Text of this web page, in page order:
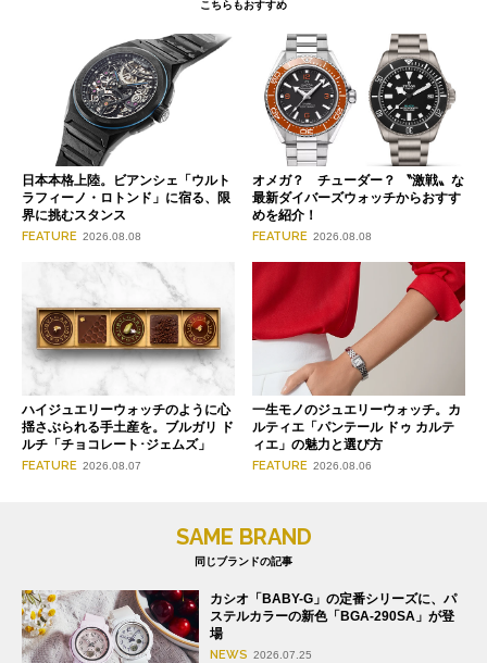
こちらもおすすめ
日本本格上陸。ビアンシェ「ウルト
ラフィーノ・ロトンド」に宿る、限
界に挑むスタンス
FEATURE 2026.08.08
オメガ？ チューダー？ 〝激戦〟な
最新ダイバーズウォッチからおすす
めを紹介！
FEATURE 2026.08.08
ハイジュエリーウォッチのように心
揺さぶられる手土産を。ブルガリ ド
ルチ「チョコレート･ジェムズ」
FEATURE 2026.08.07
一生モノのジュエリーウォッチ。カ
ルティエ「パンテール ドゥ カルテ
ィエ」の魅力と選び方
FEATURE 2026.08.06
SAME BRAND
同じブランドの記事
カシオ「BABY-G」の定番シリーズに、パ
ステルカラーの新色「BGA-290SA」が登
場
NEWS 2026.07.25